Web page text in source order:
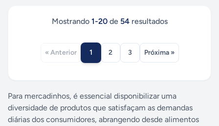
Mostrando 1-20de 54resultados
« Anterior 1 2 3 Próxima »
Para mercadinhos, é essencial disponibilizar uma
diversidade de produtos que satisfaçam as demandas
diárias dos consumidores, abrangendo desde alimentos